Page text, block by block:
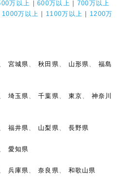
万以上 |600万以上
700万以上
1000万以上 1100万以上
1200万
宮城県 、秋田県 山形県 、福島
埼玉県 、千葉県 東京
神奈川
福井県 山梨県
長野県
愛知県
兵庫県 、奈良県
和歌山県